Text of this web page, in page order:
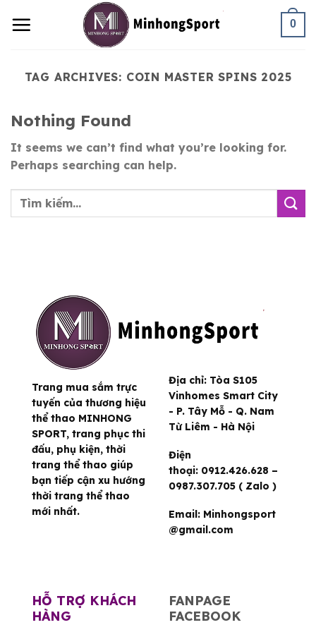
0
TAG ARCHIVES: COIN MASTER SPINS 2025
Nothing Found
It seems we can’t find what you’re looking for.
Perhaps searching can help.
Trang mua sắm trực
tuyến của thương hiệu
thể thao MINHONG
SPORT, trang phục thi
đấu, phụ kiện, thời
trang thể thao giúp
bạn tiếp cận xu hướng
thời trang thể thao
mới nhất.
Địa chỉ: Tòa S105
Vinhomes Smart City
- P. Tây Mỗ - Q. Nam
Từ Liêm - Hà Nội
Điện
thoại: 0912.426.628 –
0987.307.705 ( Zalo )
Email: Minhongsport
@gmail.com
HỖ TRỢ KHÁCH
HÀNG
FANPAGE
FACEBOOK